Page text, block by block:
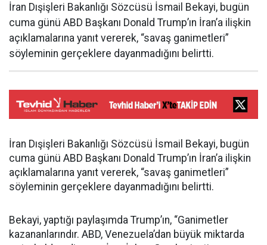
İran Dışişleri Bakanlığı Sözcüsü İsmail Bekayi, bugün
cuma günü ABD Başkanı Donald Trump’ın İran’a ilişkin
açıklamalarına yanıt vererek, “savaş ganimetleri”
söyleminin gerçeklere dayanmadığını belirtti.
İran Dışişleri Bakanlığı Sözcüsü İsmail Bekayi, bugün
cuma günü ABD Başkanı Donald Trump’ın İran’a ilişkin
açıklamalarına yanıt vererek, “savaş ganimetleri”
söyleminin gerçeklere dayanmadığını belirtti.
Bekayi, yaptığı paylaşımda Trump’ın, “Ganimetler
kazananlarındır. ABD, Venezuela’dan büyük miktarda